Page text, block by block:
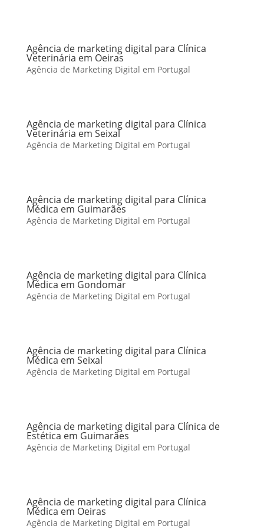
Agência de marketing digital para Clínica
Veterinária em Oeiras
Agência de Marketing Digital em Portugal
Agência de marketing digital para Clínica
Veterinária em Seixal
Agência de Marketing Digital em Portugal
Agência de marketing digital para Clínica
Médica em Guimarães
Agência de Marketing Digital em Portugal
Agência de marketing digital para Clínica
Médica em Gondomar
Agência de Marketing Digital em Portugal
Agência de marketing digital para Clínica
Médica em Seixal
Agência de Marketing Digital em Portugal
Agência de marketing digital para Clínica de
Estética em Guimarães
Agência de Marketing Digital em Portugal
Agência de marketing digital para Clínica
Médica em Oeiras
Agência de Marketing Digital em Portugal